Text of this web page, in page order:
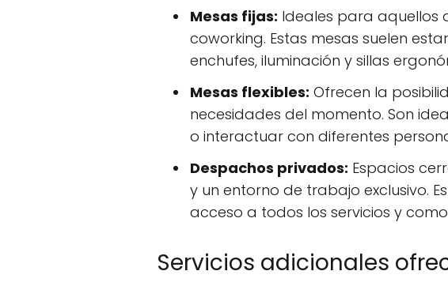
Mesas fijas: Ideales para aquellos
coworking. Estas mesas suelen
enchufes, iluminación y sillas
Mesas flexibles: Ofrecen la
necesidades del momento. Son
o interactuar con diferentes
Despachos privados: Espacios
y un entorno de trabajo exclusivo.
acceso a todos los servicios y
Servicios adicionales